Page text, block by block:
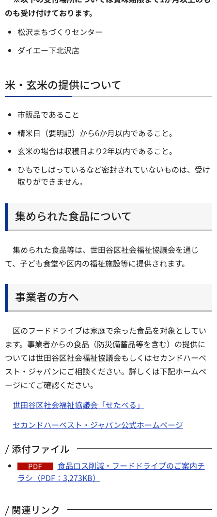
のも受け付けております。
松沢まちづくりセンター
ダイエー下北沢店
米・玄米の提供について
市販品であること
精米日（要明記）から6か月以内であること。
玄米の場合は収穫日より2年以内であること。
ひもでしばっているなど密封されていないものは、受け
取りができません。
集められた食品について
集められた食品等は、世田谷区社会福祉協議会を通じ
て、子ども食堂や区内の福祉施設等に提供されます。
事業者の方へ
区のフードドライブは家庭で余った食品を対象としてい
ます。事業者からの食品（防災備蓄品等を含む）の提供に
ついては世田谷区社会福祉協議会もしくはセカンドハーベ
スト・ジャパンにご相談ください。詳しくは下記ホームペ
ージにてご確認ください。
世田谷区社会福祉協議会「せたべる」
セカンドハーベスト・ジャパン公式ホームページ
添付ファイル
食品ロス削減・フードドライブのご案内チ
ラシ（PDF：3,273KB）
関連リンク